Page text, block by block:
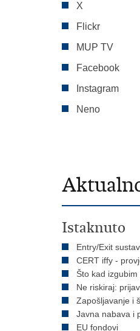
X
Flickr
MUP TV
Facebook
Instagram
Neno
Istaknuto
Entry/Exit
CERT iffy -
Što kad
Ne riskiraj:
Zapošljavanje i
Javna nabava i
EU fondovi